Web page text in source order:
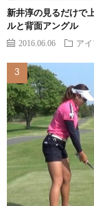
新井淳の見るだけで
ルと背面アングル
2016.06.06 ア